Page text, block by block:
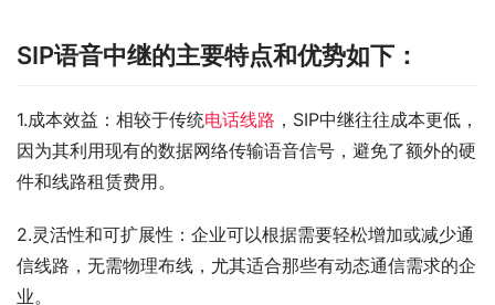
SIP语音中继的主要特点和优势如下：
1.成本效益：相较于传统电话线路 ，SIP中继往往成本更低，
因为其利用现有的数据网络传输语音信号，避免了额外的硬
件和线路租赁费用。
2.灵活性和可扩展性：企业可以根据需要轻松增加或减少通
信线路，无需物理布线，尤其适合那些有动态通信需求的企
业。